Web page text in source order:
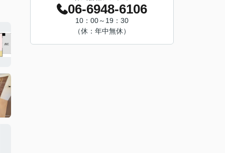
06-6948-6106
10：00～19：30
（休：年中無休）